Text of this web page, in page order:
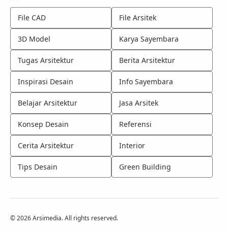
File CAD File Arsitek
3D Model Karya Sayembara
Tugas Arsitektur Berita Arsitektur
Inspirasi Desain Info Sayembara
Belajar Arsitektur Jasa Arsitek
Konsep Desain Referensi
Cerita Arsitektur Interior
Tips Desain Green Building
©2026Arsimedia. All rights reserved.